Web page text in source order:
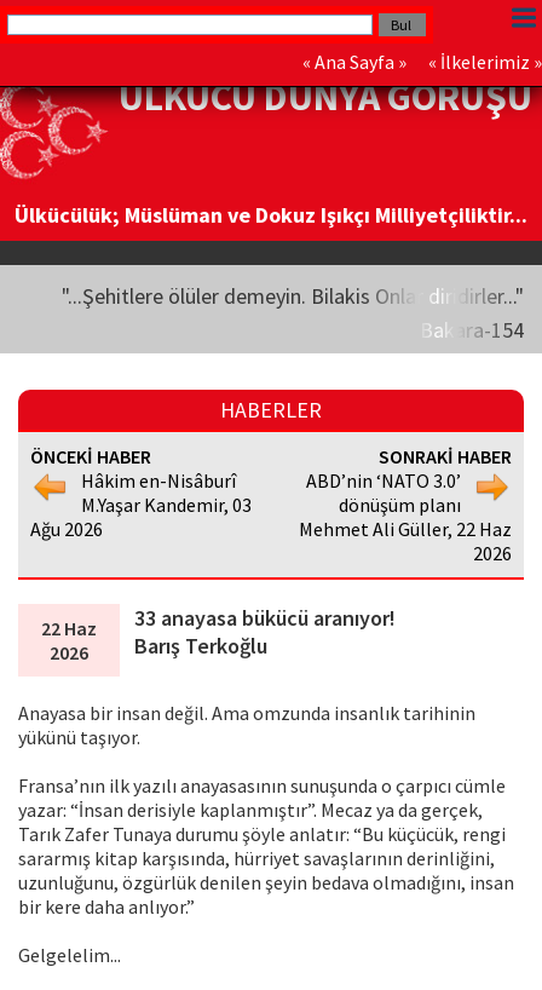
« Ana Sayfa » « İlkelerimiz »
ÜLKÜCÜ DÜNYA GÖRÜŞÜ
Ülkücülük; Müslüman ve Dokuz Işıkçı Milliyetçiliktir...
"...Şehitlere ölüler demeyin. Bilakis Onlar diridirler..."
Bakara-154
HABERLER
ÖNCEKİ HABER
Hâkim en-Nisâburî
M.Yaşar Kandemir, 03
Ağu 2026
SONRAKİ HABER
ABD’nin ‘NATO 3.0’
dönüşüm planı
Mehmet Ali Güller, 22 Haz
2026
22 Haz
2026
33 anayasa bükücü aranıyor!
Barış Terkoğlu
Anayasa bir insan değil. Ama omzunda insanlık tarihinin
yükünü taşıyor.
Fransa’nın ilk yazılı anayasasının sunuşunda o çarpıcı cümle
yazar: “İnsan derisiyle kaplanmıştır”. Mecaz ya da gerçek,
Tarık Zafer Tunaya durumu şöyle anlatır: “Bu küçücük, rengi
sararmış kitap karşısında, hürriyet savaşlarının derinliğini,
uzunluğunu, özgürlük denilen şeyin bedava olmadığını, insan
bir kere daha anlıyor.”
Gelgelelim...